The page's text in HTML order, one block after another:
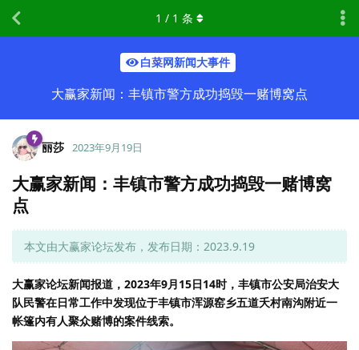
白菜网新闻大事件
大赢家新闻：丰镇市警方成功捣毁一赌博窝点
1 / 1 条
丽莎 2023年9月19日
大赢家新闻：丰镇市警方成功捣毁一赌博窝
点
本文由大赢家论坛发布，发布日期：2023.9.19
大赢家论坛新闻报道，2023年9月15日14时，丰镇市公安局治安大
队民警在日常工作中发现位于丰镇市浑源窑乡五道夭村南沟附近一
帐篷内有人聚众赌博的案件线索。